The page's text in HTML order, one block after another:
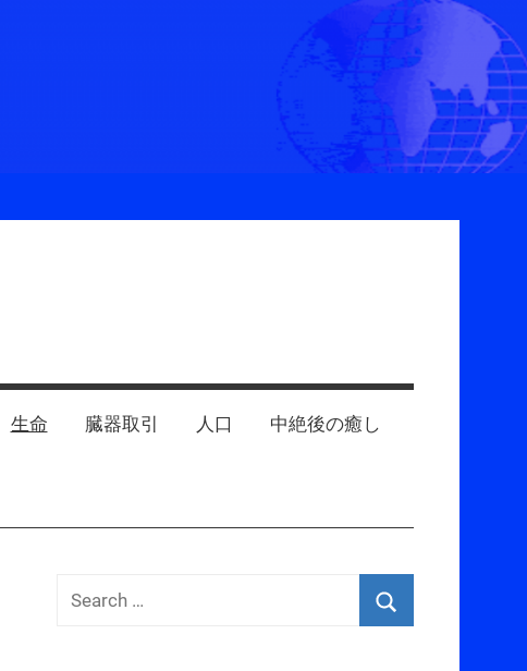
生命 臓器取引 人口 中絶後の癒し